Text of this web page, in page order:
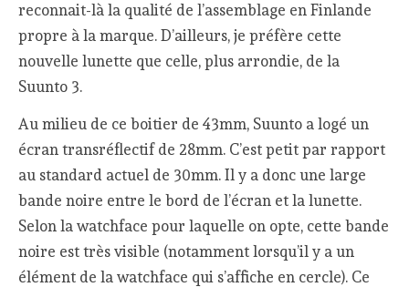
reconnait-là la qualité de l’assemblage en Finlande
propre à la marque. D’ailleurs, je préfère cette
nouvelle lunette que celle, plus arrondie, de la
Suunto 3.
Au milieu de ce boitier de 43mm, Suunto a logé un
écran transréflectif de 28mm. C’est petit par rapport
au standard actuel de 30mm. Il y a donc une large
bande noire entre le bord de l’écran et la lunette.
Selon la watchface pour laquelle on opte, cette bande
noire est très visible (notamment lorsqu’il y a un
élément de la watchface qui s’affiche en cercle). Ce